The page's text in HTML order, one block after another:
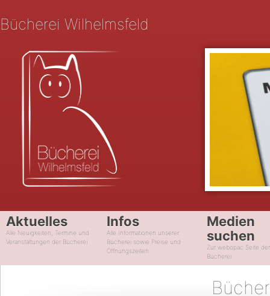
Bücherei Wilhelmsfeld
Aktuelles
Alle Neuigkeiten, Termine und
Veranstaltungen der Bücherei
Infos
Alle Informationen unserer
Bücherei sowie Preise und
Öffnungszeiten
Medien
suchen
Zur webopac Seite der
Bücherei.